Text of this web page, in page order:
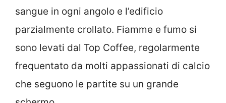
sangue in ogni angolo e l’edificio
parzialmente crollato. Fiamme e fumo si
sono levati dal Top Coffee, regolarmente
frequentato da molti appassionati di calcio
che seguono le partite su un grande